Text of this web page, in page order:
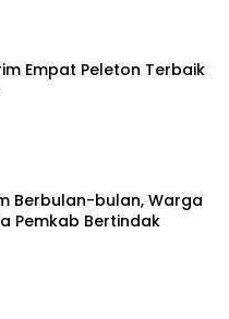
Empat Peleton Terbaik
Berbulan-bulan, Warga
Pemkab Bertindak